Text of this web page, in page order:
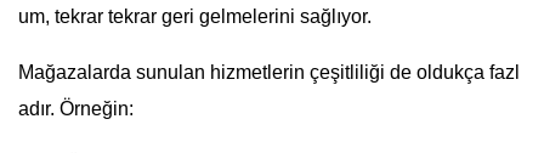
um, tekrar tekrar geri gelmelerini sağlıyor.
Mağazalarda sunulan hizmetlerin çeşitliliği de oldukça fazl
adır. Örneğin: